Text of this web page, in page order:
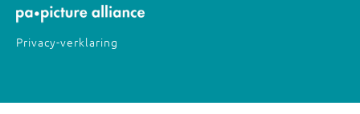
Privacy-verklaring